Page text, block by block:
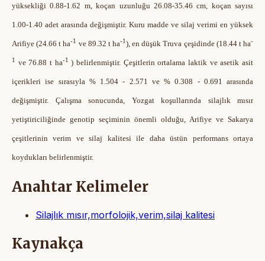
yüksekliği 0.88-1.62 m, koçan uzunluğu 26.08-35.46 cm, koçan sayısı
1.00-1.40 adet arasında değişmiştir. Kuru madde ve silaj verimi en yüksek
Arifiye (24.66 t ha-1 ve 89.32 t ha-1), en düşük Truva çeşidinde (18.44 t ha-
1 ve 76.88 t ha-1) belirlenmiştir. Çeşitlerin ortalama laktik ve asetik asit
içerikleri ise sırasıyla % 1.504 - 2.571 ve % 0.308 - 0.691 arasında
değişmiştir. Çalışma sonucunda, Yozgat koşullarında silajlık mısır
yetiştiriciliğinde genotip seçiminin önemli olduğu, Arifiye ve Sakarya
çeşitlerinin verim ve silaj kalitesi ile daha üstün performans ortaya
koydukları belirlenmiştir.
Anahtar Kelimeler
Silajlık mısır,morfolojik,verim,silaj kalitesi
Kaynakça